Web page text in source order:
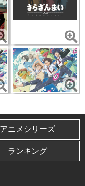
アニメシリーズ
ランキング